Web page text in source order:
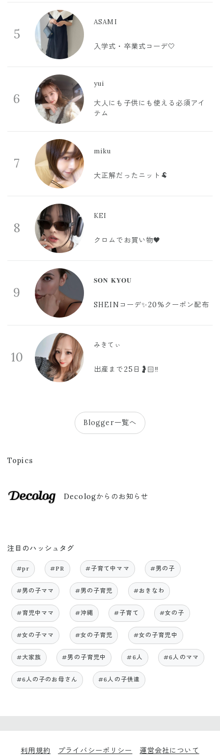
5
ASAMI
入学式・卒業式コーデ🤍
6
yui
大人にも子供にも使える必須アイ
テム
7
miku
大正解だったニット🐏
8
KEI
クロムでお買い物🖤
9
𝐒𝐎𝐍 𝐊𝐘𝐎𝐔
SHEINコーデ✨20%クーポン配布
10
みきてぃ
出産まで25日🤰🏻‼️
Blogger一覧へ
Topics
Decologからのお知らせ
注目のハッシュタグ
#pr #PR #子育て中ママ #男の子
#男の子ママ #男の子育児 #おきなわ
#育児中ママ #沖縄 #子育て #女の子
#女の子ママ #女の子育児 #女の子育児中
#大家族 #男の子育児中 #6人 #6人のママ
#6人の子のお母さん #6人の子供達
利用規約 プライバシーポリシー 運営会社について